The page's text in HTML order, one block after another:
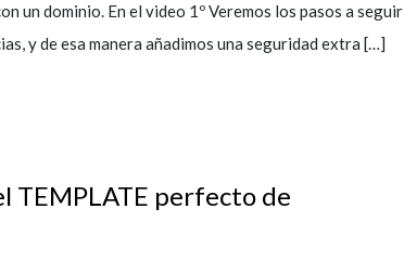
un dominio. En el video 1º Veremos los pasos a seguir
y de esa manera añadimos una seguridad extra […]
TEMPLATE perfecto de